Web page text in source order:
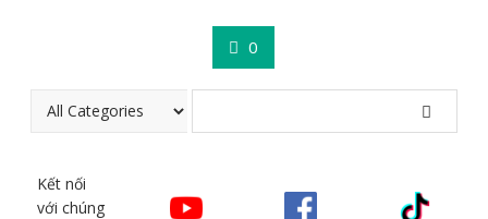
0
Kết nối
với chúng